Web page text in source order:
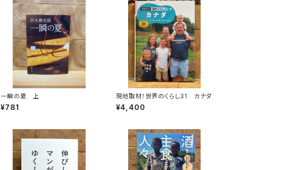
一瞬の夏 上
¥781
現地取材！世界のくらし31 カナダ
¥4,400